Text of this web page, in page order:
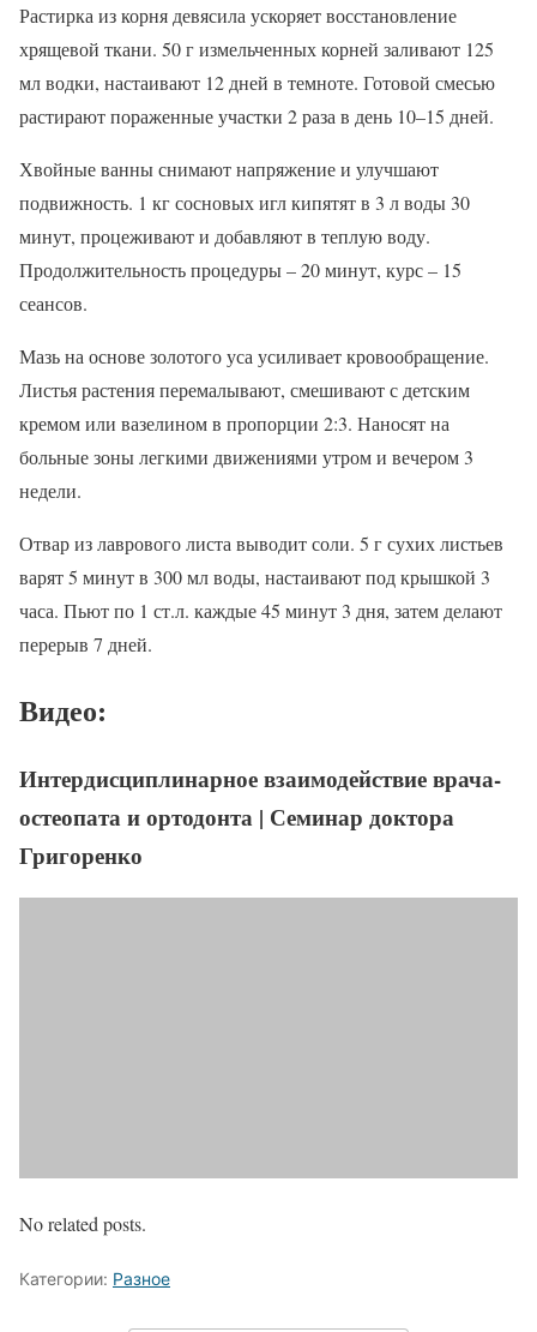
Растирка из корня девясила ускоряет восстановление
хрящевой ткани. 50 г измельченных корней заливают 125
мл водки, настаивают 12 дней в темноте. Готовой смесью
растирают пораженные участки 2 раза в день 10–15 дней.
Хвойные ванны снимают напряжение и улучшают
подвижность. 1 кг сосновых игл кипятят в 3 л воды 30
минут, процеживают и добавляют в теплую воду.
Продолжительность процедуры – 20 минут, курс – 15
сеансов.
Мазь на основе золотого уса усиливает кровообращение.
Листья растения перемалывают, смешивают с детским
кремом или вазелином в пропорции 2:3. Наносят на
больные зоны легкими движениями утром и вечером 3
недели.
Отвар из лаврового листа выводит соли. 5 г сухих листьев
варят 5 минут в 300 мл воды, настаивают под крышкой 3
часа. Пьют по 1 ст.л. каждые 45 минут 3 дня, затем делают
перерыв 7 дней.
Видео:
Интердисциплинарное взаимодействие врача-
остеопата и ортодонта | Семинар доктора
Григоренко
No related posts.
Категории: Разное